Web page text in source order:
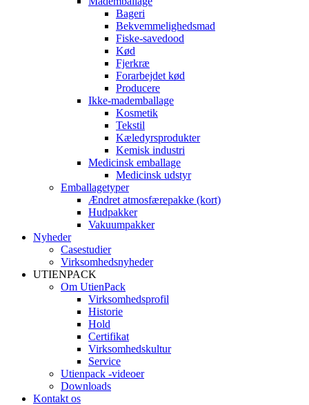
Bageri
Bekvemmelighedsmad
Fiske-savedood
Kød
Fjerkræ
Forarbejdet kød
Producere
Ikke-mademballage
Kosmetik
Tekstil
Kæledyrsprodukter
Kemisk industri
Medicinsk emballage
Medicinsk udstyr
Emballagetyper
Ændret atmosfærepakke (kort)
Hudpakker
Vakuumpakker
Nyheder
Casestudier
Virksomhedsnyheder
UTIENPACK
Om UtienPack
Virksomhedsprofil
Historie
Hold
Certifikat
Virksomhedskultur
Service
Utienpack -videoer
Downloads
Kontakt os